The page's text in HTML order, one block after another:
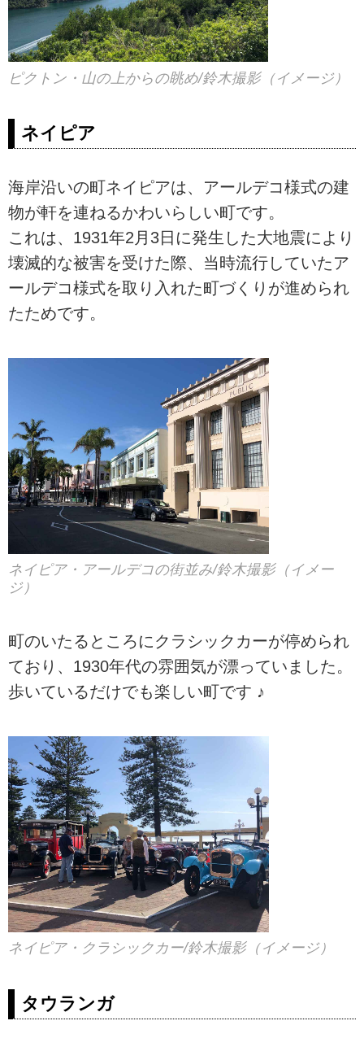
ピクトン・山の上からの眺め/鈴木撮影（イメージ）
ネイピア
海岸沿いの町ネイピアは、アールデコ様式の建
物が軒を連ねるかわいらしい町です。
これは、1931年2月3日に発生した大地震により
壊滅的な被害を受けた際、当時流行していたア
ールデコ様式を取り入れた町づくりが進められ
たためです。
ネイピア・アールデコの街並み/鈴木撮影（イメー
ジ）
町のいたるところにクラシックカーが停められ
ており、1930年代の雰囲気が漂っていました。
歩いているだけでも楽しい町です ♪
ネイピア・クラシックカー/鈴木撮影（イメージ）
タウランガ